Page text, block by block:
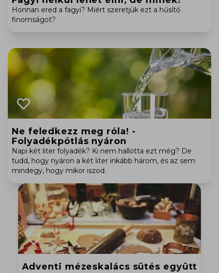
Honnan ered a fagyi? Miért szeretjük ezt a hűsítő
finomságot?
Ne feledkezz meg róla! -
Folyadékpótlás nyáron
Napi két liter folyadék? Ki nem hallotta ezt még? De
tudd, hogy nyáron a két liter inkább három, és az sem
mindegy, hogy mikor iszod.
Adventi mézeskalács sütés együtt